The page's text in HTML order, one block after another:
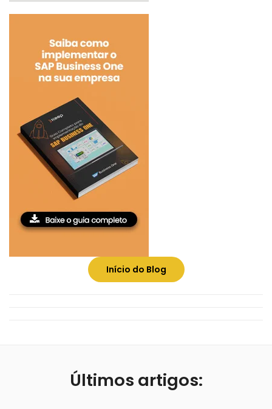
Início do Blog
Últimos artigos: